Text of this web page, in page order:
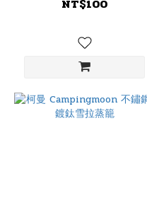
NT$100